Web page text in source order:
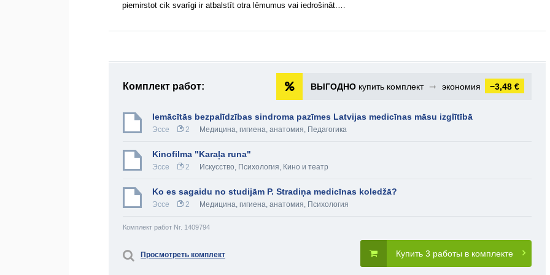
piemirstot cik svarīgi ir atbalstīt otra lēmumus vai iedrošināt.…
Комплект работ: ВЫГОДНО купить комплект ➞ экономия −3,48 €
Iemācītās bezpalīdzības sindroma pazīmes Latvijas medicīnas māsu izglītībā
Эссе 2 Медицина, гигиена, анатомия, Педагогика
Kinofilma "Karaļa runa"
Эссе 2 Искусство, Психология, Кино и театр
Ko es sagaidu no studijām P. Stradiņa medicīnas koledžā?
Эссе 2 Медицина, гигиена, анатомия, Психология
Комплект работ Nr. 1409794
Купить 3 работы в комплекте
Просмотреть комплект